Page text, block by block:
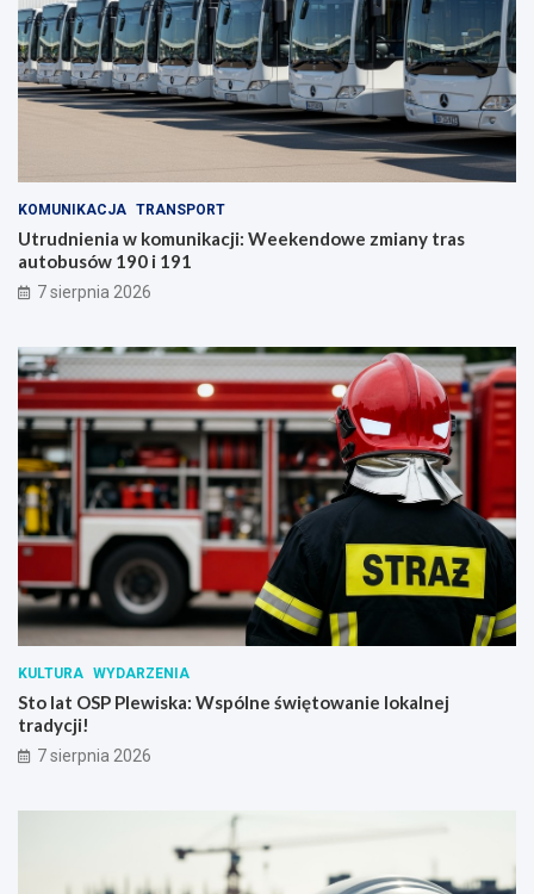
KOMUNIKACJA TRANSPORT
Utrudnienia w komunikacji: Weekendowe zmiany tras
autobusów 190 i 191
7 sierpnia 2026
KULTURA WYDARZENIA
Sto lat OSP Plewiska: Wspólne świętowanie lokalnej
tradycji!
7 sierpnia 2026